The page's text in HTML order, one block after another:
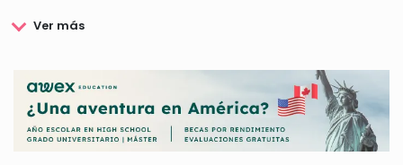
con sus famosas becas Santander. La educación es uno de los
calidad, las becas Santander permiten financiar los estudios,
poder vivir la experiencia de estudiar en el extranjero, becas
para la investigación y muchas más.
El Banco Santander además de contar un programa propio de
becas y ayudas, es una de las entidades financieras que más